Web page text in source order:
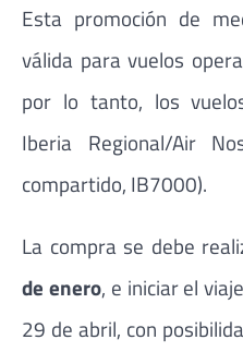
Esta promoción de
válida para vuelos
por lo tanto, los
Iberia Regional/Air
compartido, IB7000).
La compra se debe
de enero, e iniciar el
29 de abril, con